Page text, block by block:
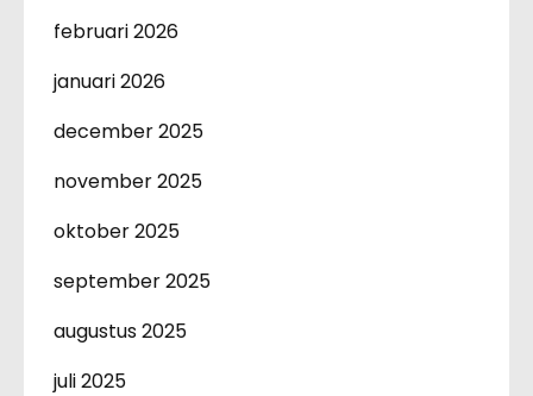
februari 2026
januari 2026
december 2025
november 2025
oktober 2025
september 2025
augustus 2025
juli 2025